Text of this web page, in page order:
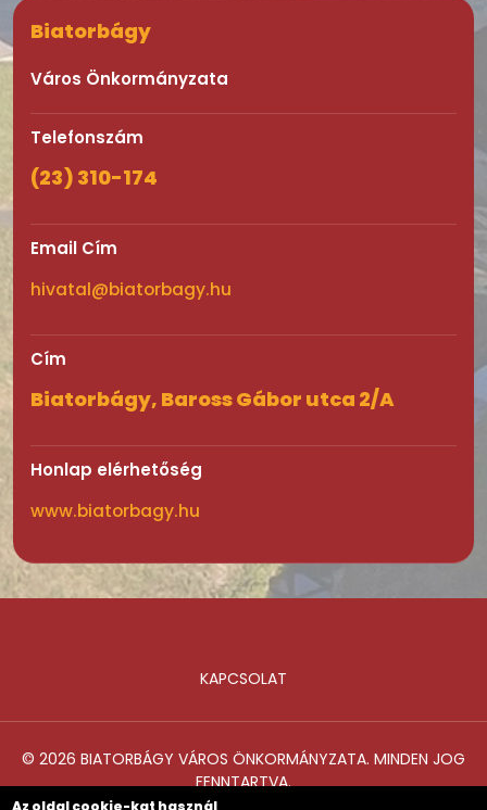
Biatorbágy
Város Önkormányzata
Telefonszám
(23) 310-174
Email Cím
hivatal@biatorbagy.hu
Cím
Biatorbágy, Baross Gábor utca 2/A
Honlap elérhetőség
www.biatorbagy.hu
KAPCSOLAT
© 2026 BIATORBÁGY VÁROS ÖNKORMÁNYZATA. MINDEN JOG
FENNTARTVA.
Az oldal cookie-kat használ